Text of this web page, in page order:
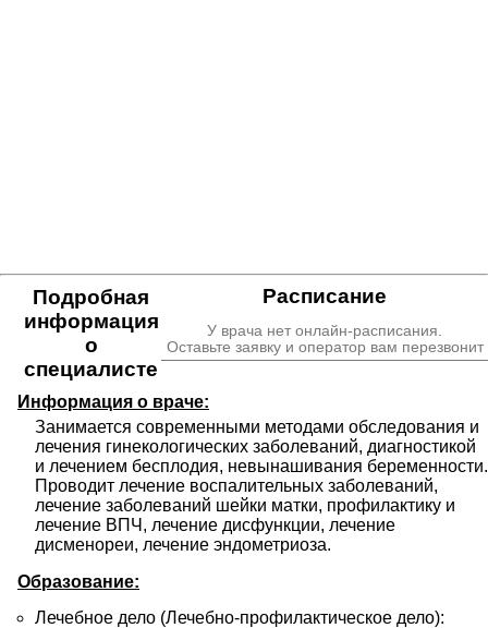
Расписание
У врача нет онлайн-расписания.
Оставьте заявку и оператор вам перезвонит
Подробная
информация
о
специалисте
Информация о враче:
Занимается современными методами обследования и
лечения гинекологических заболеваний, диагностикой
и лечением бесплодия, невынашивания беременности.
Проводит лечение воспалительных заболеваний,
лечение заболеваний шейки матки, профилактику и
лечение ВПЧ, лечение дисфункции, лечение
дисменореи, лечение эндометриоза.
Образование:
Лечебное дело (Лечебно-профилактическое дело):